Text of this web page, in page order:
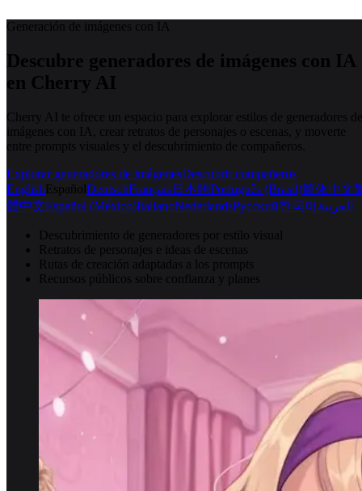
Generación de imágenes con IA
Descubre generadores de imágenes con IA
en Cherry AI
Cherry AI te ofrece un espacio para explorar estilos de generadores de
imágenes con IA, crear retratos de personajes o escenas, y moverte
entre prompts visuales y el descubrimiento de compañeros.
Explorar generadores de imágenesDescubrir compañeros
EnglishEspañolDeutschFrançais日本語Português (Brasil)简体中文
體中文Español (México)ItalianoNederlandsРусский한국어 العربية
Descubrimiento de generadores por estilo visual
Retratos de personajes e ideas de escenas
Rutas de creación adaptadas a los prompts
Recursos públicos sobre confianza y planes